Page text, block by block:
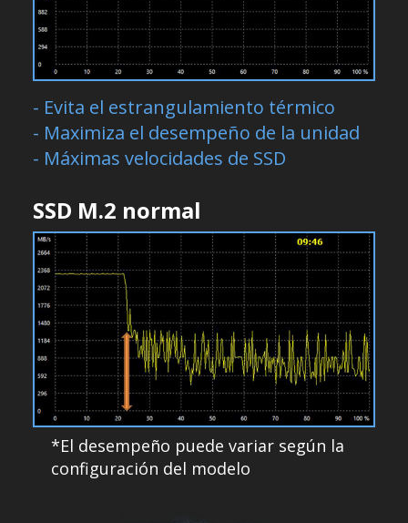
- Evita el estrangulamiento térmico
- Maximiza el desempeño de la unidad
- Máximas velocidades de SSD
SSD M.2 normal
*El desempeño puede variar según la
configuración del modelo